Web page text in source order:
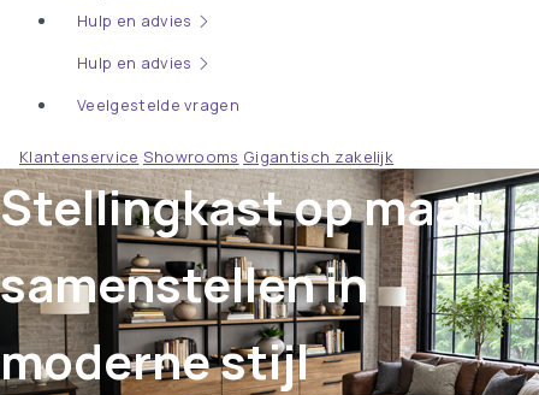
Hulp en advies
Hulp en advies
Veelgestelde vragen
Klantenservice Showrooms Gigantisch zakelijk
Stellingkast op maat
samenstellen in
moderne stijl